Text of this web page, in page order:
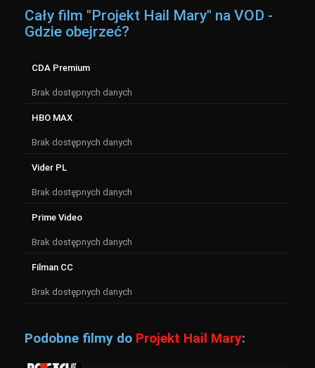
Cały film "Projekt Hail Mary" na VOD -
Gdzie obejrzeć?
CDA Premium
Brak dostępnych danych
HBO MAX
Brak dostępnych danych
Vider PL
Brak dostępnych danych
Prime Video
Brak dostępnych danych
Filman CC
Brak dostępnych danych
Podobne filmy do Projekt Hail Mary: